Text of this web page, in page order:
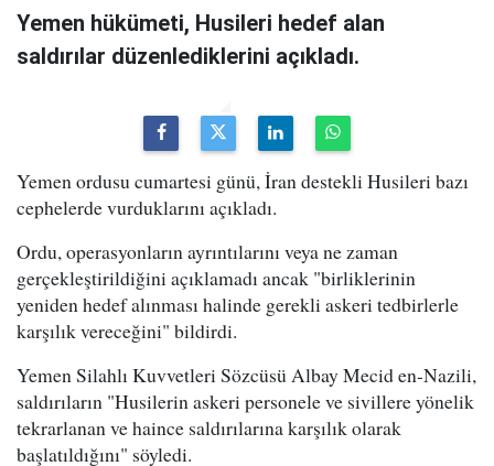
Yemen hükümeti, Husileri hedef alan
saldırılar düzenlediklerini açıkladı.
Yemen ordusu cumartesi günü, İran destekli Husileri bazı
cephelerde vurduklarını açıkladı.
Ordu, operasyonların ayrıntılarını veya ne zaman
gerçekleştirildiğini açıklamadı ancak "birliklerinin
yeniden hedef alınması halinde gerekli askeri tedbirlerle
karşılık vereceğini" bildirdi.
Yemen Silahlı Kuvvetleri Sözcüsü Albay Mecid en-Nazili,
saldırıların "Husilerin askeri personele ve sivillere yönelik
tekrarlanan ve haince saldırılarına karşılık olarak
başlatıldığını" söyledi.